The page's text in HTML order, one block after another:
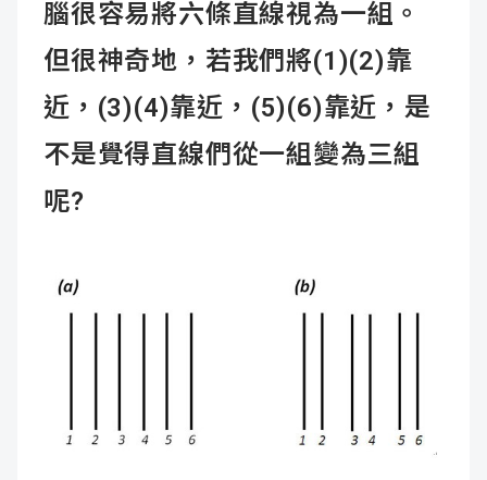
腦很容易將六條直線視為一組。
但很神奇地，若我們將(1)(2)靠
近，(3)(4)靠近，(5)(6)靠近，是
不是覺得直線們從一組變為三組
呢?